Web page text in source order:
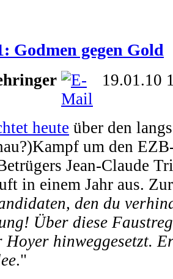
Godmen gegen Gold
19.01.10
heute über den
um den
Jean-Claude
in einem Jahr aus.
den du
Über diese
hinweggesetzt.
."